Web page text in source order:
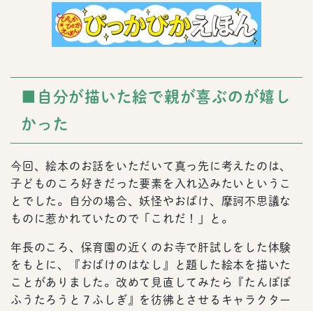
■自分が描いた絵で親が喜ぶのが嬉し
かった
今回、絵本のお話をいただいて真っ先に考えたのは、
子どものころ好きだった要素を入れ込みたいというこ
とでした。自分の場合、妖怪やおばけ、摩訶不思議な
ものに惹かれていたので「これだ！」と。
年長のころ、保育園の近くのお寺で肝試しをした体験
をもとに、『おばけのはなし』と題した絵本を描いた
ことがありました。改めて見直してみたら『たんぽぽ
ふうたろうと７ふしぎ』を彷彿とさせるキャラクター